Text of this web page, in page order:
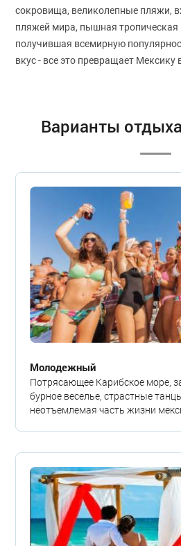
сокровища, великолепные пляжи,
пляжей мира, пышная тропическая
получившая всемирную
вкус - все это превращает Мексику
Варианты
Молодежный
Потрясающее Карибское море,
бурное веселье, страстные
неотъемлемая часть жизни